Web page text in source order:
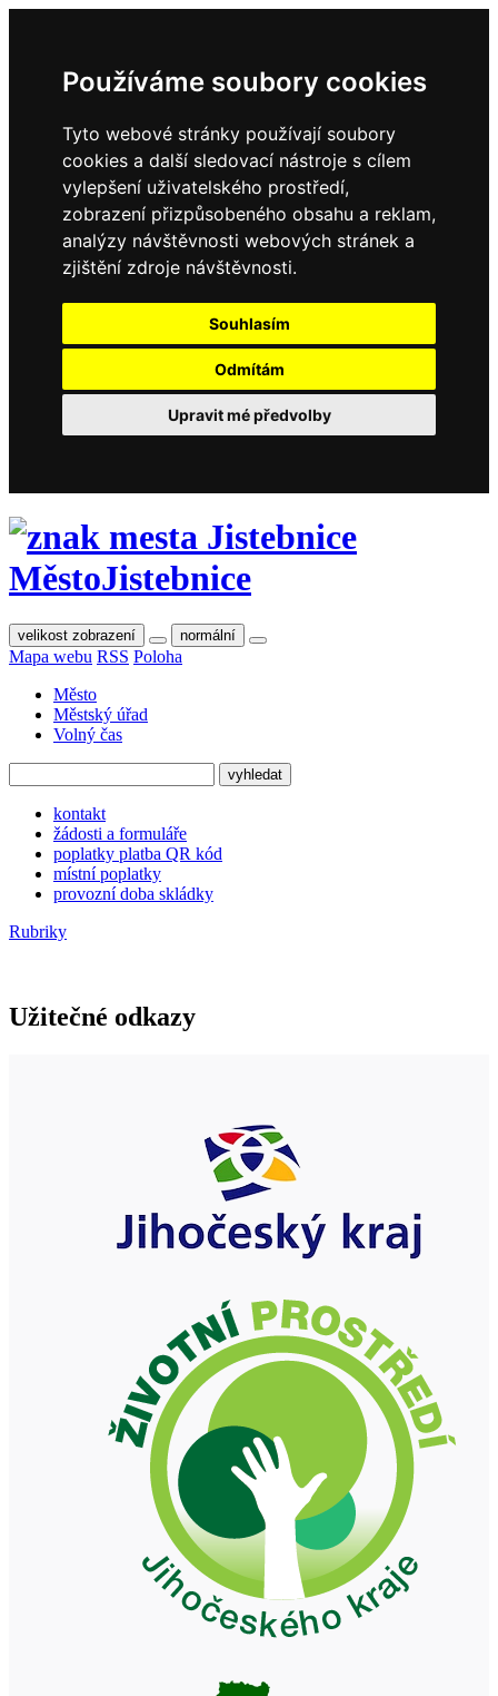
Používáme soubory cookies
Tyto webové stránky používají soubory
cookies a další sledovací nástroje s cílem
vylepšení uživatelského prostředí,
zobrazení přizpůsobeného obsahu a reklam,
analýzy návštěvnosti webových stránek a
zjištění zdroje návštěvnosti.
Souhlasím
Odmítám
Upravit mé předvolby
MěstoJistebnice
velikost zobrazení normální
Mapa webu RSS Poloha
Město
Městský úřad
Volný čas
kontakt
žádosti a formuláře
poplatky platba QR kód
místní poplatky
provozní doba skládky
Rubriky
Užitečné odkazy